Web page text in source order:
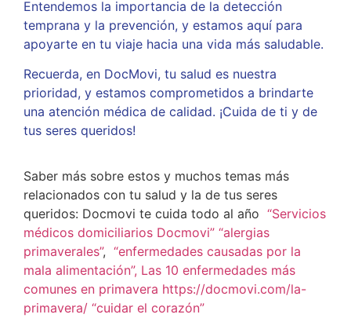
Entendemos la importancia de la detección
temprana y la prevención, y estamos aquí para
apoyarte en tu viaje hacia una vida más saludable.
Recuerda, en DocMovi, tu salud es nuestra
prioridad, y estamos comprometidos a brindarte
una atención médica de calidad. ¡Cuida de ti y de
tus seres queridos!
Saber más sobre estos y muchos temas más
relacionados con tu salud y la de tus seres
queridos: Docmovi te cuida todo al año “Servicios
médicos domiciliarios Docmovi” “alergias
primaverales”, “enfermedades causadas por la
mala alimentación”, Las 10 enfermedades más
comunes en primavera https://docmovi.com/la-
primavera/ “cuidar el corazón”